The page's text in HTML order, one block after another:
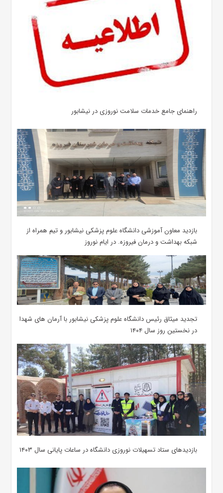
راهنمای جامع خدمات سلامت نوروزی در نیشابور
بازدید معاون آموزشی دانشگاه علوم پزشکی نیشابور و تیم همراه از
شبکه بهداشت و درمان فیروزه. در ایام نوروز
تجدید میثاق رئیس دانشگاه علوم پزشکی نیشابور با آرمان های شهدا
در نخستین روز سال ۱۴۰۴
بازدیدهای ستاد تسهیلات نوروزی دانشگاه در ساعات پایانی سال ۱۴۰۳